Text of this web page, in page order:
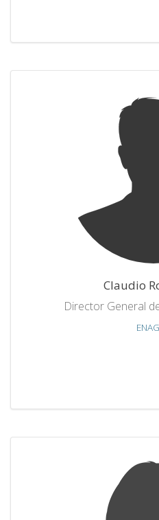
Claudio
Director General